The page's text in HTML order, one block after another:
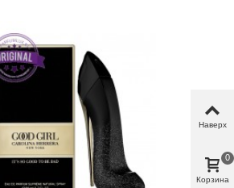
Наверх
Корзина
0